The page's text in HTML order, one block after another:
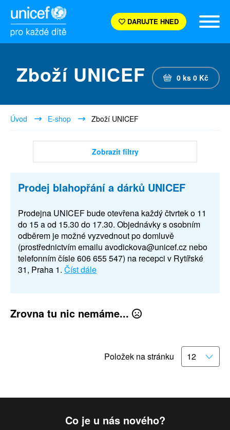
DARUJTE HNED
Zboží UNICEF 0 ks 0 Kč
Úvod E-shop Zboží UNICEF
Zobrazit filtry
Prodej blahopřání a dárků UNICEF
Prodejna UNICEF bude otevřena každý čtvrtek o 11
do 15 a od 15.30 do 17.30. Objednávky s osobním
odběrem je možné vyzvednout po domluvě
(prostřednictvím emailu avodickova@unicef.cz nebo
telefonním čísle 606 655 547) na recepci v Rytířské
31, Praha 1. Číst dále
Zrovna tu nic nemáme...
Položek na stránku
Co je u nás nového?